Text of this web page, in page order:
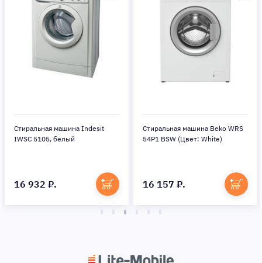
Стиральная машина Indesit
IWSC 5105, белый
16 932 ₽.
Стиральная машина Beko WRS
54P1 BSW (Цвет: White)
16 157 ₽.